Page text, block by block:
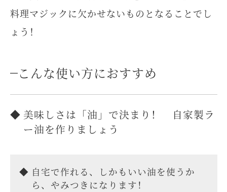
料理マジックに欠かせないものとなることでし
ょう！
こんな使い方におすすめ
美味しさは「油」で決まり！ 自家製ラ
ー油を作りましょう
自宅で作れる、しかもいい油を使うか
ら、やみつきになります！